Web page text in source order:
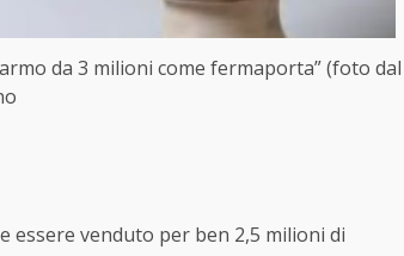
da 3 milioni come fermaporta” (foto dal
venduto per ben 2,5 milioni di